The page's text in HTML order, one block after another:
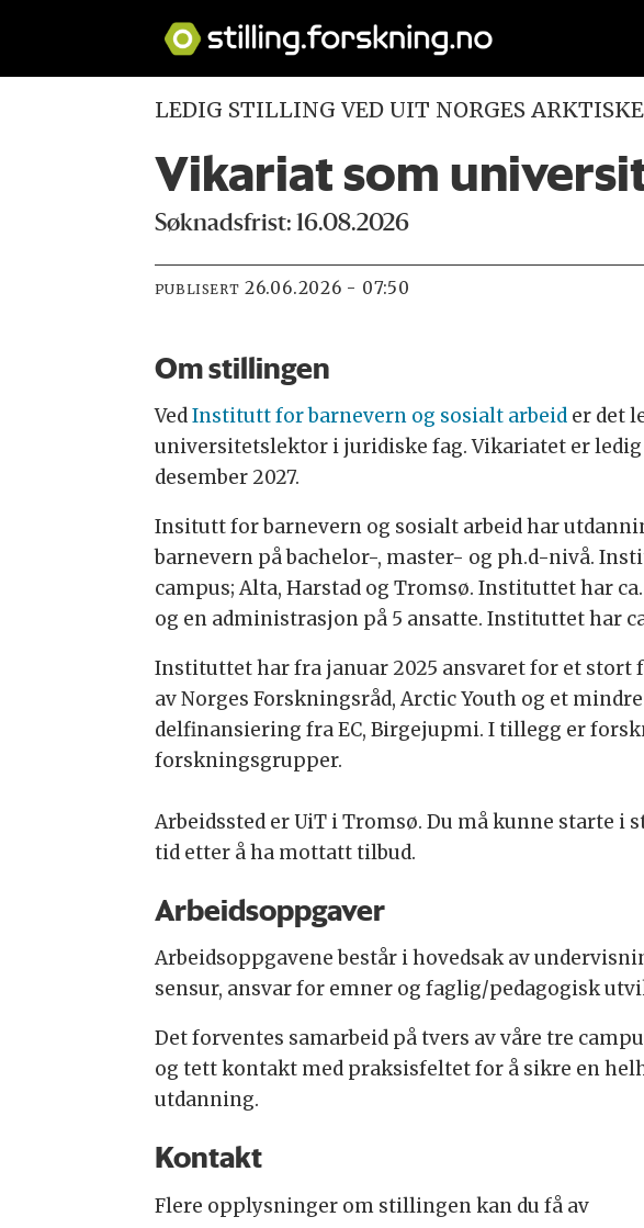
LEDIG STILLING VED UIT NORGES
Vikariat som
Søknadsfrist: 16.08.2026
PUBLISERT 26.06.2026 - 07:50
Om stillingen
VedInstitutt for barnevern og sosialt arbeider det
universitetslektor i juridiske fag. Vikariatet er
desember 2027.
Insitutt for barnevern og sosialt arbeid har
barnevern på bachelor-, master- og ph.d-nivå.
campus; Alta, Harstad og Tromsø. Instituttet har
og en administrasjon på 5 ansatte. Instituttet har
Instituttet har fra januar 2025 ansvaret for et
av Norges Forskningsråd, Arctic Youth og et
delfinansiering fra EC, Birgejupmi. I tillegg er
forskningsgrupper.
Arbeidssted er UiT i Tromsø. Du må kunne starte
tid etter å ha mottatt tilbud.
Arbeidsoppgaver
Arbeidsoppgavene består i hovedsak av
sensur, ansvar for emner og faglig/pedagogisk
Det forventes samarbeid på tvers av våre tre
og tett kontakt med praksisfeltet for å sikre en
utdanning.
Kontakt
Flere opplysninger om stillingen kan du få av